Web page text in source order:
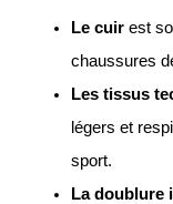
Le cuirest
chaussures
Les tissus
légers et
sport.
La doublure